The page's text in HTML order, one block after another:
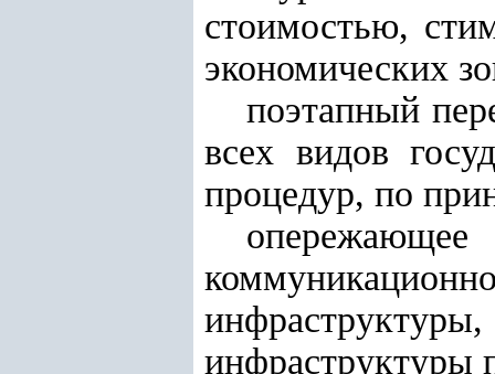
стоимостью,
экономических
поэтапный
всех видов
процедур, по
инфраструктуры